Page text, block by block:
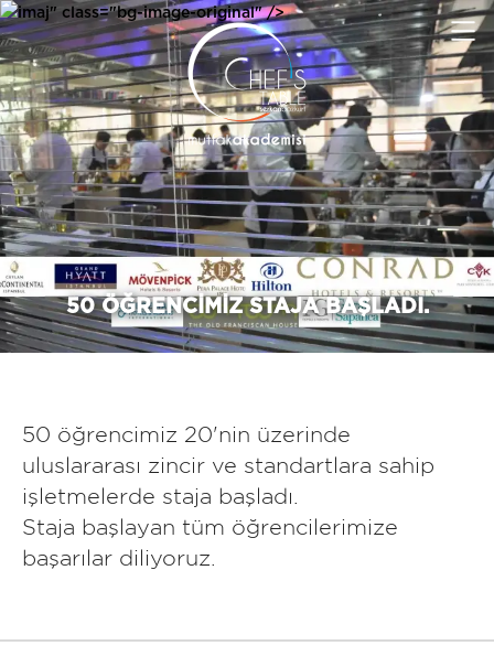
imaj" class="bg-image-original" />
50 ÖĞRENCIMIZ STAJA BAŞLADI.
50 öğrencimiz 20'nin üzerinde
uluslararası zincir ve standartlara sahip
işletmelerde staja başladı.
Staja başlayan tüm öğrencilerimize
başarılar diliyoruz.